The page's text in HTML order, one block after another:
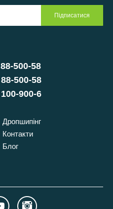
500-58
500-58
900-6
Дропшипінг
Контакти
Блог